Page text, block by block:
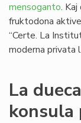
mensoganto.
fruktodona
“Certe. La
moderna privata
La
konsula